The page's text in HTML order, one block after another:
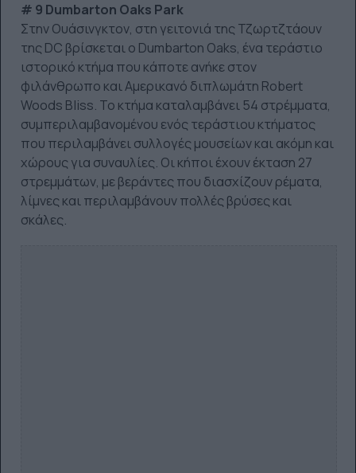
# 9 Dumbarton Oaks Park
Στην Ουάσινγκτον, στη γειτονιά της Τζωρτζτάουν
της DC βρίσκεται ο Dumbarton Oaks, ένα τεράστιο
ιστορικό κτήμα που κάποτε ανήκε στον
φιλάνθρωπο και Αμερικανό διπλωμάτη Robert
Woods Bliss. Το κτήμα καταλαμβάνει 54 στρέμματα,
συμπεριλαμβανομένου ενός τεράστιου κτήματος
που περιλαμβάνει συλλογές μουσείων και ακόμη και
χώρους για συναυλίες. Οι κήποι έχουν έκταση 27
στρεμμάτων, με βεράντες που διασχίζουν ρέματα,
λίμνες και περιλαμβάνουν πολλές βρύσες και
σκάλες.